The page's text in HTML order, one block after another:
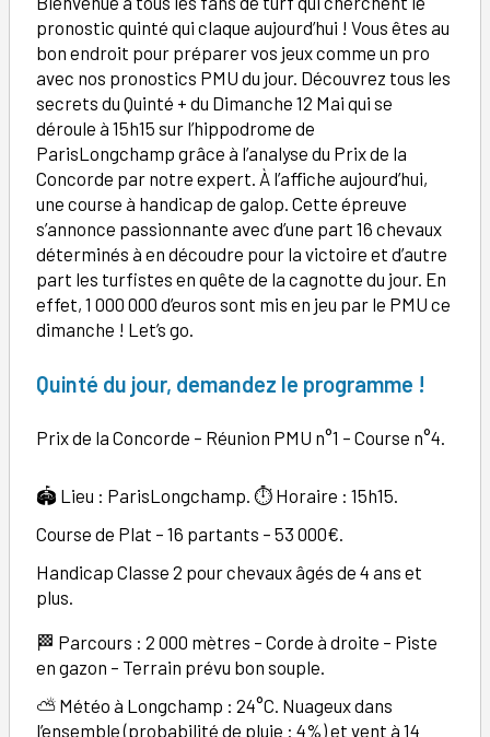
pronostic quinté qui claque aujourd’hui ! Vous êtes au
bon endroit pour préparer vos jeux comme un pro
avec nos pronostics PMU du jour. Découvrez tous les
secrets du Quinté + du Dimanche 12 Mai qui se
déroule à 15h15 sur l’hippodrome de
ParisLongchamp grâce à l’analyse du Prix de la
Concorde par notre expert. À l’affiche aujourd’hui,
une course à handicap de galop. Cette épreuve
s’annonce passionnante avec d’une part 16 chevaux
déterminés à en découdre pour la victoire et d’autre
part les turfistes en quête de la cagnotte du jour. En
effet, 1 000 000 d’euros sont mis en jeu par le PMU ce
dimanche ! Let’s go.
Quinté du jour, demandez le programme !
Prix de la Concorde – Réunion PMU n°1 – Course n°4.
🏟️ Lieu : ParisLongchamp. ⏱️ Horaire : 15h15.
Course de Plat – 16 partants – 53 000€.
Handicap Classe 2 pour chevaux âgés de 4 ans et
plus.
🏁 Parcours : 2 000 mètres – Corde à droite – Piste
en gazon – Terrain prévu bon souple.
⛅ Météo à Longchamp : 24°C. Nuageux dans
l’ensemble (probabilité de pluie : 4%) et vent à 14